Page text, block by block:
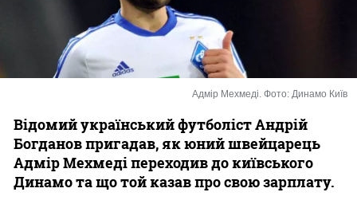
Казино
Адмір Мехмеді. Фото: Динамо Київ
Відомий український футболіст Андрій
Богданов пригадав, як юний швейцарець
Адмір Мехмеді переходив до київського
Динамо та що той казав про свою зарплату.